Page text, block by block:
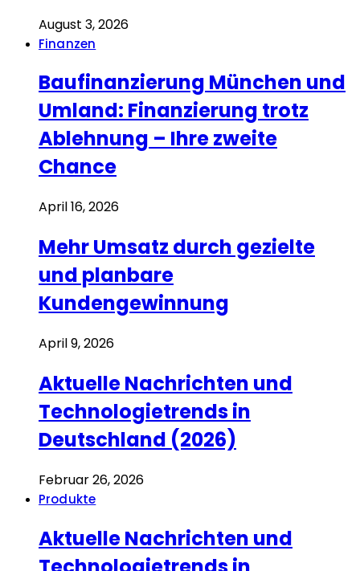
August 3, 2026
Finanzen
Baufinanzierung München und
Umland: Finanzierung trotz
Ablehnung – Ihre zweite
Chance
April 16, 2026
Mehr Umsatz durch gezielte
und planbare
Kundengewinnung
April 9, 2026
Aktuelle Nachrichten und
Technologietrends in
Deutschland (2026)
Februar 26, 2026
Produkte
Aktuelle Nachrichten und